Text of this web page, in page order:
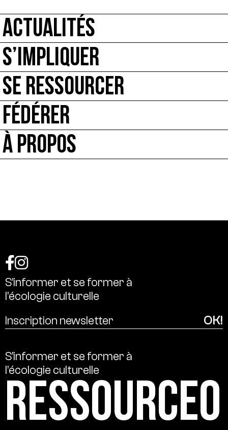
ACTUALITÉS
S’IMPLIQUER
SE RESSOURCER
FÉDÉRER
À PROPOS
S’informer et se former à
l’écologie culturelle
S’informer et se former à
l’écologie culturelle
Ressource0